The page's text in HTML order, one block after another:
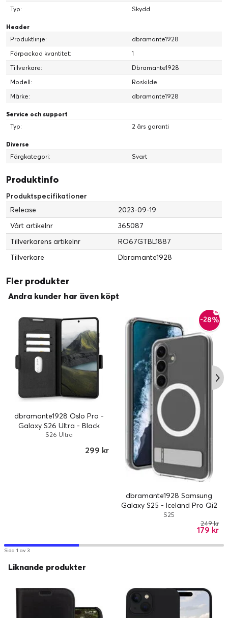
Typ: Skydd
Header
Produktlinje:
dbramante1928
Förpackad kvantitet:
1
Tillverkare:
Dbramante1928
Modell:
Roskilde
Märke:
dbramante1928
Service och support
Typ:
2 års garanti
Diverse
Färgkategori:
Svart
Produktinfo
Produktspecifikationer
Release
2023-09-19
Vårt artikelnr
365087
Tillverkarens artikelnr
RO67GTBL1887
Tillverkare
Dbramante1928
Fler produkter
Andra kunder har även köpt
dbramante1928 Oslo Pro -
Galaxy S26 Ultra - Black
S26 Ultra
299 kr
-28%
dbramante1928 Samsung
Galaxy S25 - Iceland Pro Qi2
Kick - Clear
S25
179 kr
249 kr
Sida 1 av 3
Liknande produkter